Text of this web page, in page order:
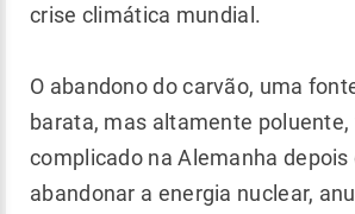
crise climática mundial.
O abandono do carvão, uma
barata, mas altamente
complicado na Alemanha depois
abandonar a energia nuclear,